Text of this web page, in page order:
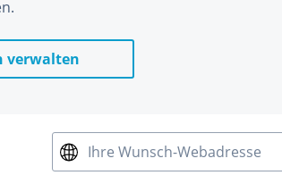
verwalten
Ihre Wunsch-Webadresse